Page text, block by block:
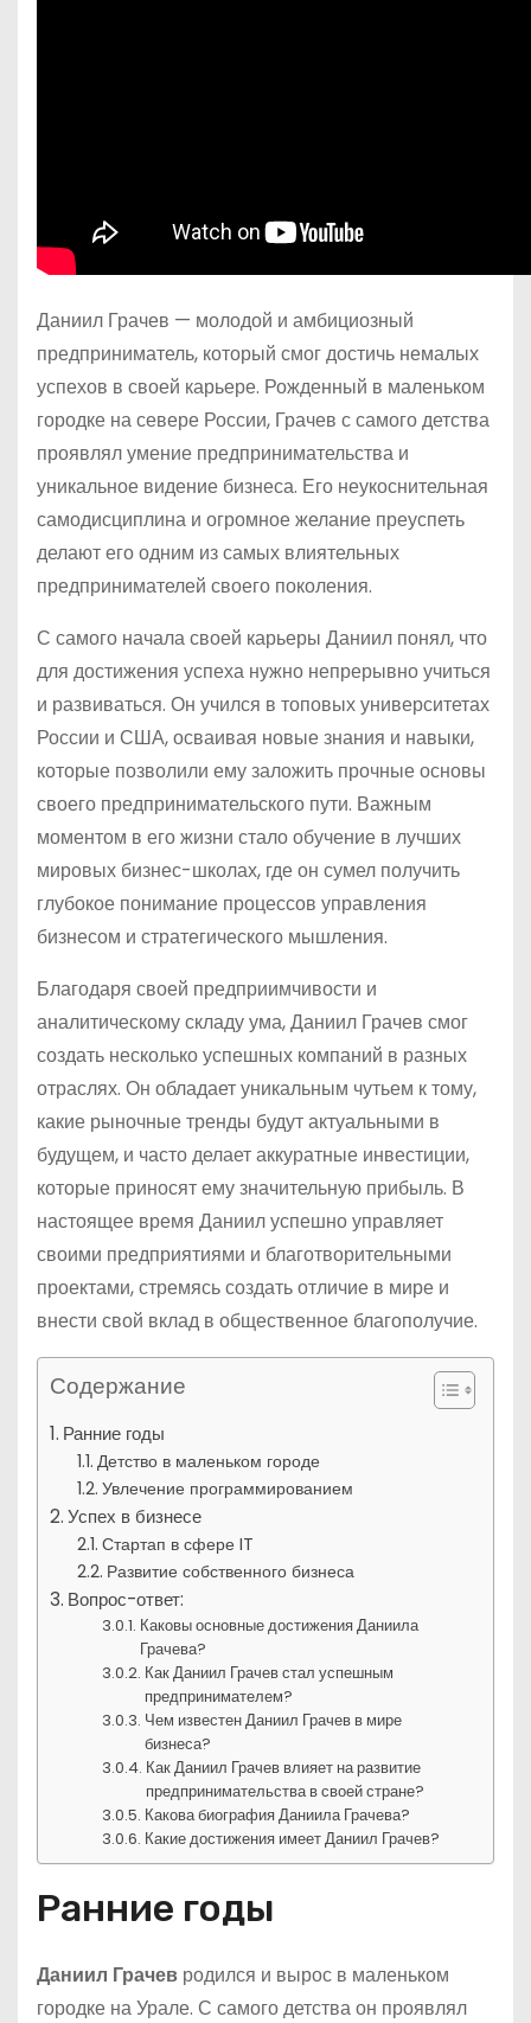
Даниил Грачев — молодой и амбициозный
предприниматель, который смог достичь немалых
успехов в своей карьере. Рожденный в маленьком
городке на севере России, Грачев с самого детства
проявлял умение предпринимательства и
уникальное видение бизнеса. Его неукоснительная
самодисциплина и огромное желание преуспеть
делают его одним из самых влиятельных
предпринимателей своего поколения.
С самого начала своей карьеры Даниил понял, что
для достижения успеха нужно непрерывно учиться
и развиваться. Он учился в топовых университетах
России и США, осваивая новые знания и навыки,
которые позволили ему заложить прочные основы
своего предпринимательского пути. Важным
моментом в его жизни стало обучение в лучших
мировых бизнес-школах, где он сумел получить
глубокое понимание процессов управления
бизнесом и стратегического мышления.
Благодаря своей предприимчивости и
аналитическому складу ума, Даниил Грачев смог
создать несколько успешных компаний в разных
отраслях. Он обладает уникальным чутьем к тому,
какие рыночные тренды будут актуальными в
будущем, и часто делает аккуратные инвестиции,
которые приносят ему значительную прибыль. В
настоящее время Даниил успешно управляет
своими предприятиями и благотворительными
проектами, стремясь создать отличие в мире и
внести свой вклад в общественное благополучие.
Содержание
Ранние годы
Детство в маленьком городе
Увлечение программированием
Успех в бизнесе
Стартап в сфере IT
Развитие собственного бизнеса
Вопрос-ответ:
Каковы основные достижения Даниила
Грачева?
Как Даниил Грачев стал успешным
предпринимателем?
Чем известен Даниил Грачев в мире
бизнеса?
Как Даниил Грачев влияет на развитие
предпринимательства в своей стране?
Какова биография Даниила Грачева?
Какие достижения имеет Даниил Грачев?
Ранние годы
Даниил Грачев родился и вырос в маленьком
городке на Урале. С самого детства он проявлял